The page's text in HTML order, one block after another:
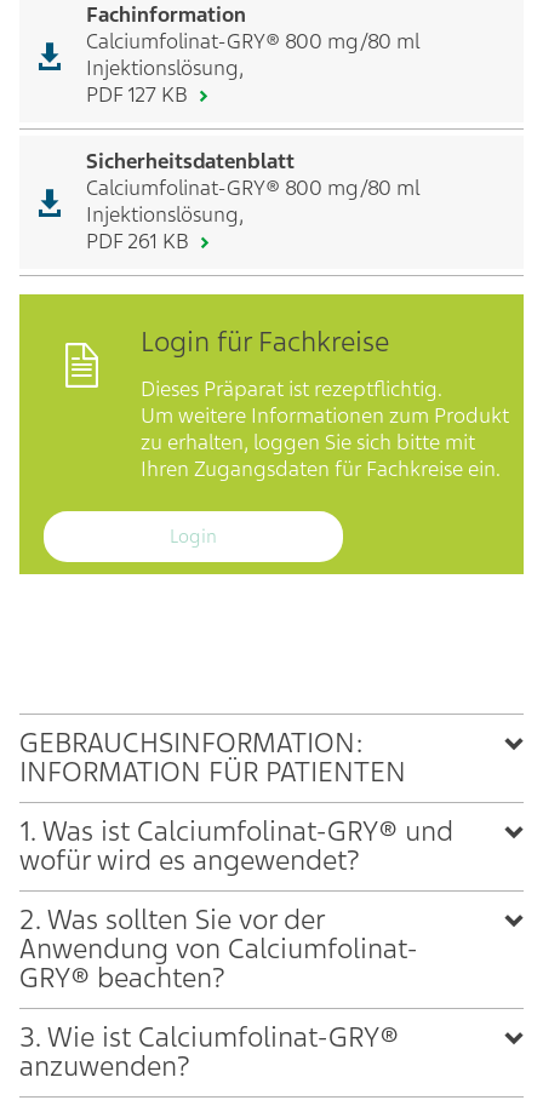
Fachinformation
Calciumfolinat-GRY® 800 mg/80 ml
Injektionslösung,
PDF 127 KB
Sicherheitsdatenblatt
Calciumfolinat-GRY® 800 mg/80 ml
Injektionslösung,
PDF 261 KB
Login für Fachkreise
Dieses Präparat ist rezeptflichtig.
Um weitere Informationen zum Produkt
zu erhalten, loggen Sie sich bitte mit
Ihren Zugangsdaten für Fachkreise ein.
Login
GEBRAUCHSINFORMATION:
INFORMATION FÜR PATIENTEN
1. Was ist Calciumfolinat-GRY® und
wofür wird es angewendet?
2. Was sollten Sie vor der
Anwendung von Calciumfolinat-
GRY® beachten?
3. Wie ist Calciumfolinat-GRY®
anzuwenden?